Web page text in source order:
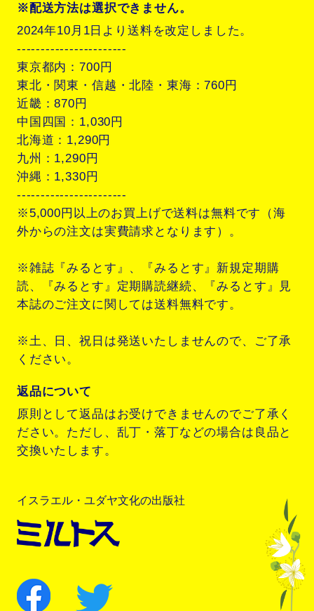
※配送方法は選択できません。
2024年10月1日より送料を改定しました。
-----------------------
東京都内：700円
東北・関東・信越・北陸・東海：760円
近畿：870円
中国四国：1,030円
北海道：1,290円
九州：1,290円
沖縄：1,330円
-----------------------
※5,000円以上のお買上げで送料は無料です（海
外からの注文は実費請求となります）。
※雑誌『みるとす』、『みるとす』新規定期購
読、『みるとす』定期購読継続、『みるとす』見
本誌のご注文に関しては送料無料です。
※土、日、祝日は発送いたしませんので、ご了承
ください。
返品について
原則として返品はお受けできませんのでご了承く
ださい。ただし、乱丁・落丁などの場合は良品と
交換いたします。
イスラエル・ユダヤ文化の出版社